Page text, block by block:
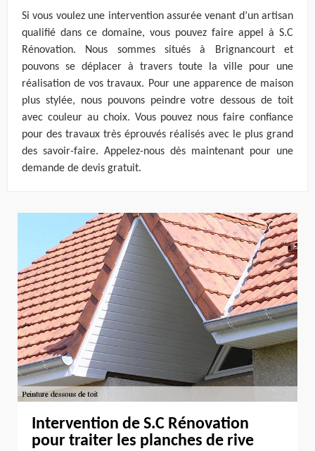
Si vous voulez une intervention assurée venant d’un artisan
qualifié dans ce domaine, vous pouvez faire appel à S.C
Rénovation. Nous sommes situés à Brignancourt et
pouvons se déplacer à travers toute la ville pour une
réalisation de vos travaux. Pour une apparence de maison
plus stylée, nous pouvons peindre votre dessous de toit
avec couleur au choix. Vous pouvez nous faire confiance
pour des travaux très éprouvés réalisés avec le plus grand
des savoir-faire. Appelez-nous dès maintenant pour une
demande de devis gratuit.
Intervention de S.C Rénovation
pour traiter les planches de rive